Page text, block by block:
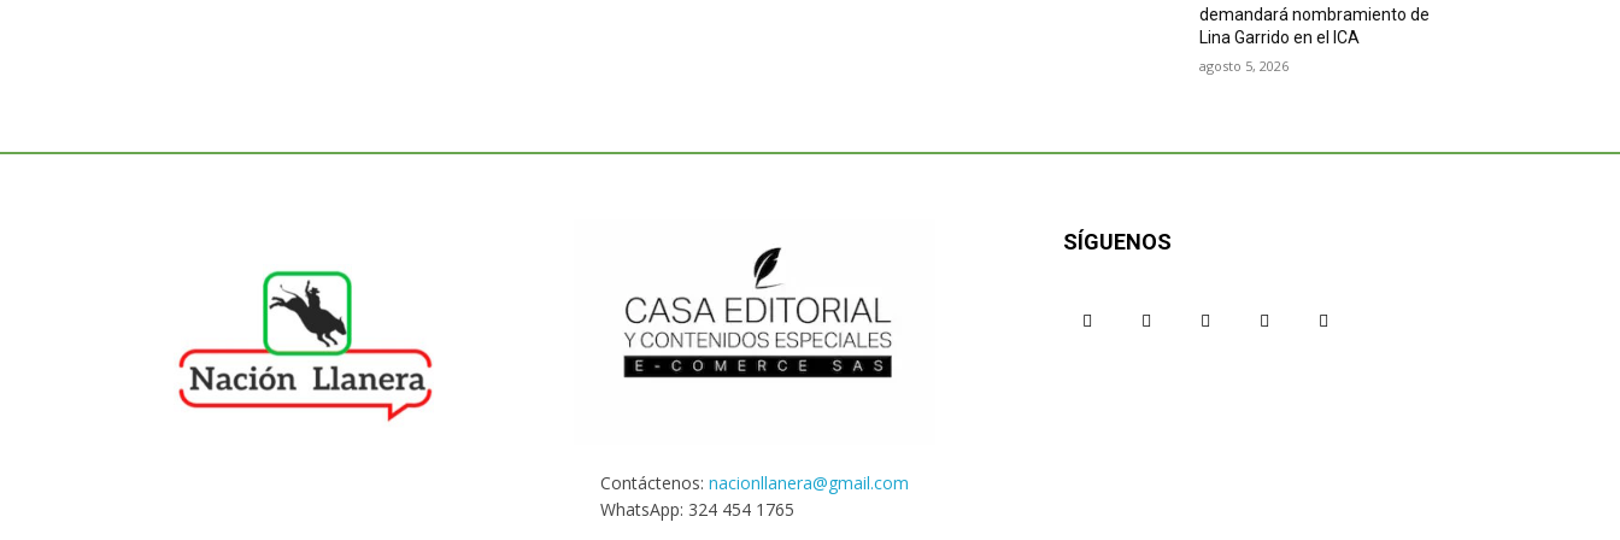
demandará nombramiento de
Lina Garrido en el ICA
agosto 5, 2026
Contáctenos: nacionllanera@gmail.com
WhatsApp: 324 454 1765
SÍGUENOS